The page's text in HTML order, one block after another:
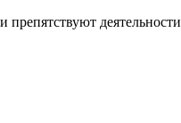
деятельности